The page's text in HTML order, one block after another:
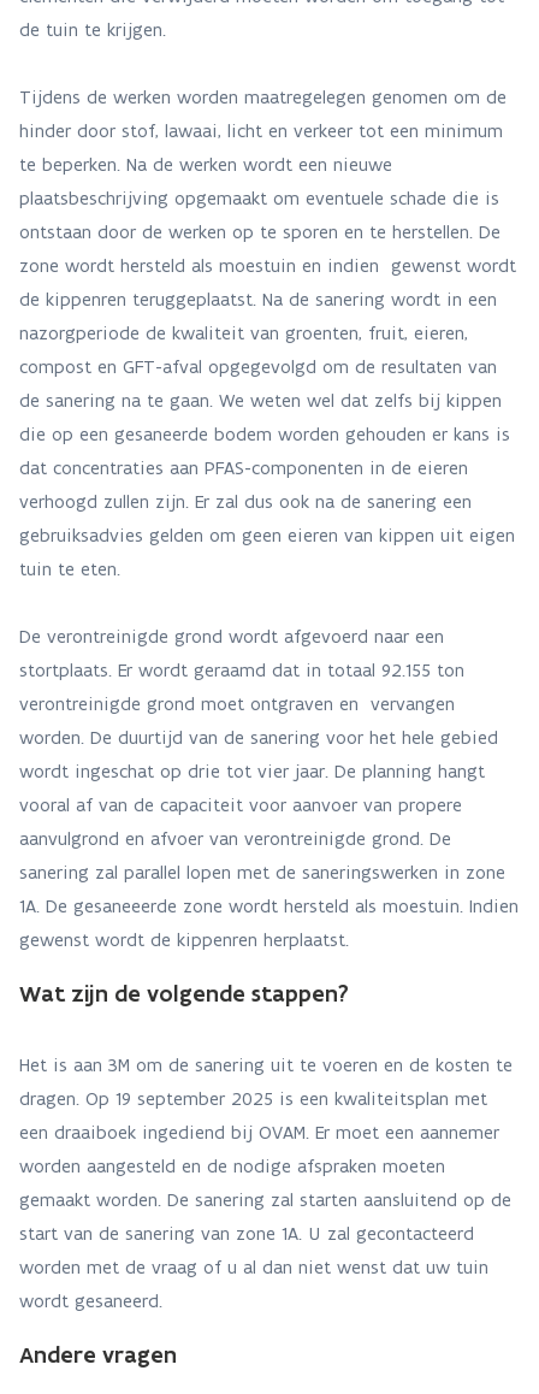
de tuin te krijgen.
Tijdens de werken worden maatregelegen genomen om de
hinder door stof, lawaai, licht en verkeer tot een minimum
te beperken. Na de werken wordt een nieuwe
plaatsbeschrijving opgemaakt om eventuele schade die is
ontstaan door de werken op te sporen en te herstellen. De
zone wordt hersteld als moestuin en indien gewenst wordt
de kippenren teruggeplaatst. Na de sanering wordt in een
nazorgperiode de kwaliteit van groenten, fruit, eieren,
compost en GFT-afval opgegevolgd om de resultaten van
de sanering na te gaan. We weten wel dat zelfs bij kippen
die op een gesaneerde bodem worden gehouden er kans is
dat concentraties aan PFAS-componenten in de eieren
verhoogd zullen zijn. Er zal dus ook na de sanering een
gebruiksadvies gelden om geen eieren van kippen uit eigen
tuin te eten.
De verontreinigde grond wordt afgevoerd naar een
stortplaats. Er wordt geraamd dat in totaal 92.155 ton
verontreinigde grond moet ontgraven en vervangen
worden. De duurtijd van de sanering voor het hele gebied
wordt ingeschat op drie tot vier jaar. De planning hangt
vooral af van de capaciteit voor aanvoer van propere
aanvulgrond en afvoer van verontreinigde grond. De
sanering zal parallel lopen met de saneringswerken in zone
1A. De gesaneeerde zone wordt hersteld als moestuin. Indien
gewenst wordt de kippenren herplaatst.
Wat zijn de volgende stappen?
Het is aan 3M om de sanering uit te voeren en de kosten te
dragen. Op 19 september 2025 is een kwaliteitsplan met
een draaiboek ingediend bij OVAM. Er moet een aannemer
worden aangesteld en de nodige afspraken moeten
gemaakt worden. De sanering zal starten aansluitend op de
start van de sanering van zone 1A. U zal gecontacteerd
worden met de vraag of u al dan niet wenst dat uw tuin
wordt gesaneerd.
Andere vragen